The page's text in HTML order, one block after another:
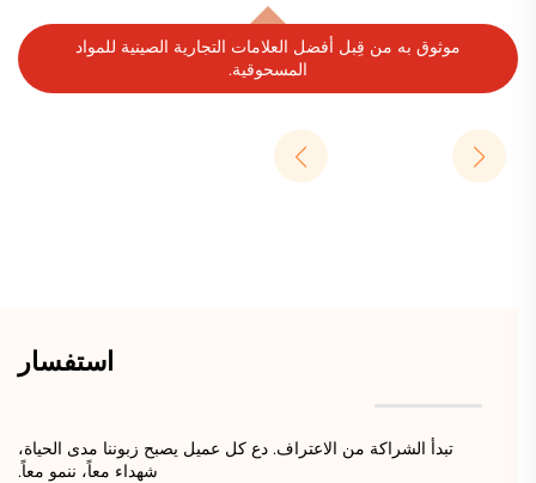
يقدم خدماته لـ 100+ دولة، 30+ صناعة و 5,000+ عميل.
استفسار
تبدأ الشراكة من الاعتراف. دع كل عميل يصبح زبوننا مدى الحياة،
شهداء معاً، ننمو معاً.